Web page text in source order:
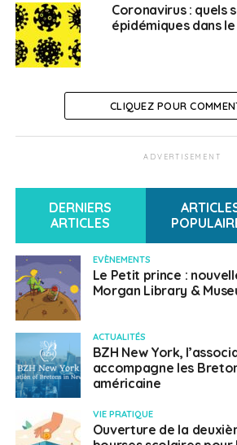
Coronavirus : quels
épidémiques dans
CLIQUEZ POUR
ADVERTISEMENT
DERNIERS
ARTICLES
EVÈNEMENTS
Le Petit prince :
Morgan Library &
ACTUALITÉS
BZH New York,
accompagne les
américaine
VIE PRATIQUE
Ouverture de la